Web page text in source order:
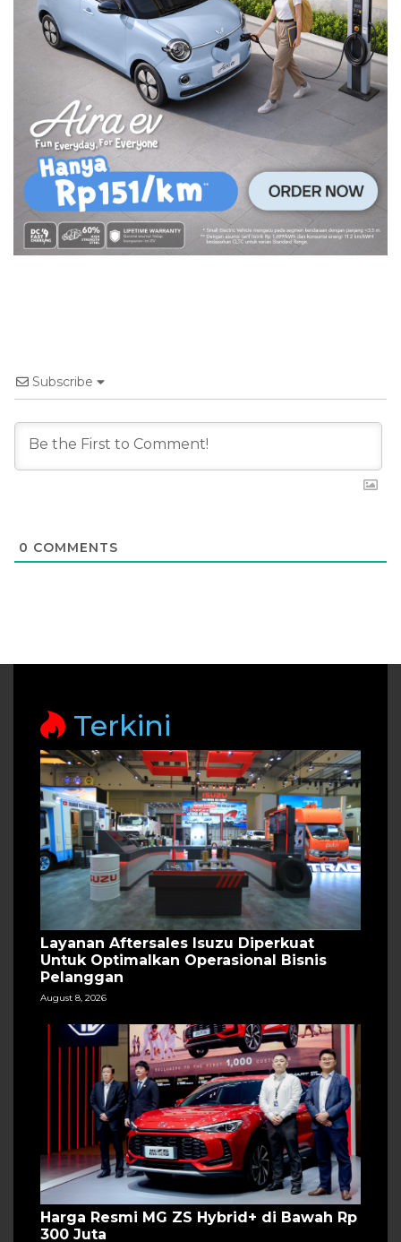
Subscribe
0 COMMENTS
Terkini
Layanan Aftersales Isuzu Diperkuat
Untuk Optimalkan Operasional Bisnis
Pelanggan
August 8, 2026
Harga Resmi MG ZS Hybrid+ di Bawah Rp
300 Juta